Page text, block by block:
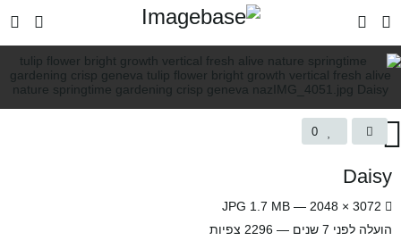
0
Daisy
הועלה לפני 7 שנים — 2296 צפיות